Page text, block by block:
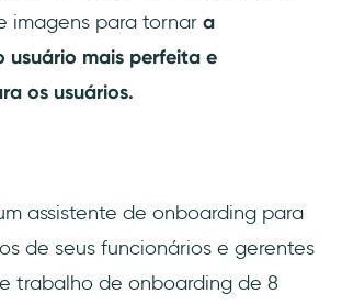
imagens para tornar a
usuário mais perfeita e
os usuários.
assistente de onboarding para
de seus funcionários e gerentes
trabalho de onboarding de 8